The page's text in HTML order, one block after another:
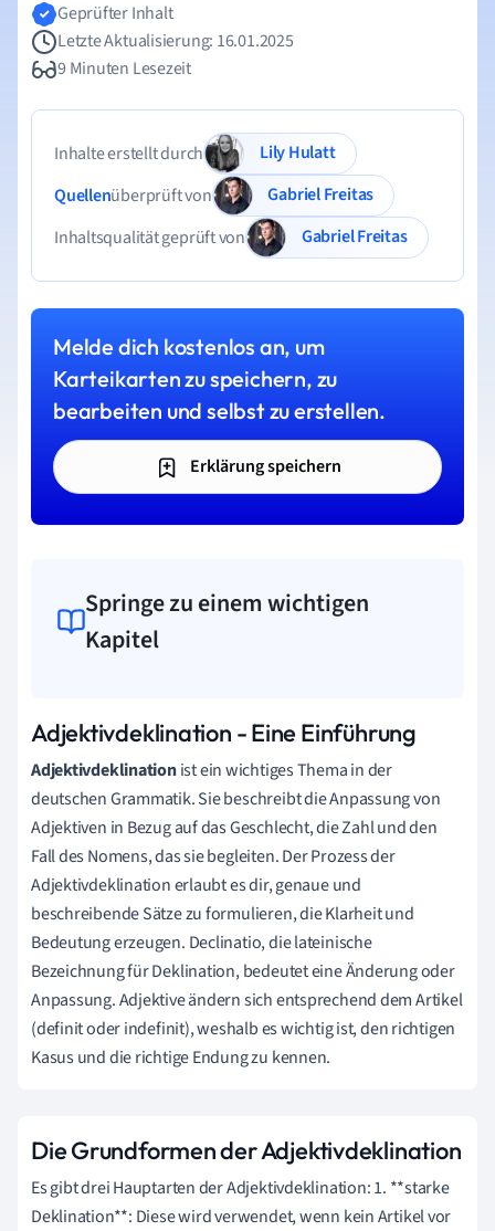
Geprüfter Inhalt
Letzte Aktualisierung: 16.01.2025
9 Minuten Lesezeit
Inhalte erstellt durch
Lily Hulatt
Quellenüberprüft von
Gabriel Freitas
Inhaltsqualität geprüft von
Gabriel Freitas
Melde dich kostenlos an, um
Karteikarten zu speichern, zu
bearbeiten und selbst zu erstellen.
Erklärung speichern
Springe zu einem wichtigen
Kapitel
Adjektivdeklination - Eine Einführung
Adjektivdeklinationist ein wichtiges Thema in der
deutschen Grammatik. Sie beschreibt die Anpassung von
Adjektiven in Bezug auf das Geschlecht, die Zahl und den
Fall des Nomens, das sie begleiten. Der Prozess der
Adjektivdeklination erlaubt es dir, genaue und
beschreibende Sätze zu formulieren, die Klarheit und
Bedeutung erzeugen. Declinatio, die lateinische
Bezeichnung für Deklination, bedeutet eine Änderung oder
Anpassung. Adjektive ändern sich entsprechend dem Artikel
(definit oder indefinit), weshalb es wichtig ist, den richtigen
Kasus und die richtige Endung zu kennen.
Die Grundformen der Adjektivdeklination
Es gibt drei Hauptarten der Adjektivdeklination: 1. **starke
Deklination**: Diese wird verwendet, wenn kein Artikel vor